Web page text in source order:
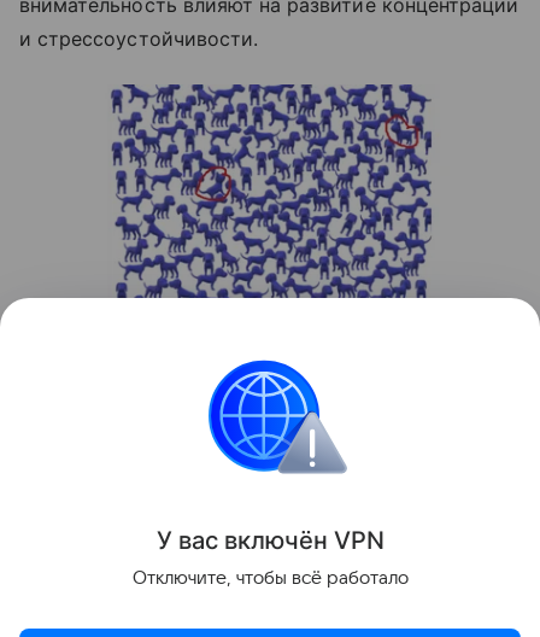
и стрессоустойчивости.
У вас включён VPN
Отключите, чтобы всё работало